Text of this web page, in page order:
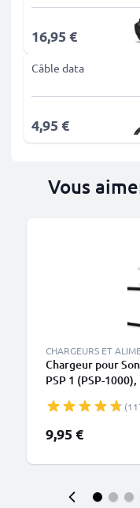
16,95 €
Câble data
4,95 €
Vous
CHARGEURS ET
Chargeur pour
PSP 1 (PSP-
E1000) -
1,20m
9,95 €